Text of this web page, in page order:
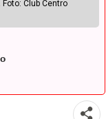
Club Centro